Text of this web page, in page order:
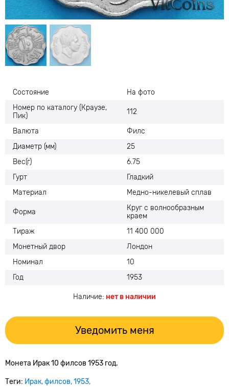
Состояние
На фото
Номер по каталогу (Краузе,
Пик)
112
Валюта
Филс
Диаметр (мм)
25
Вес(г)
6.75
Гурт
Гладкий
Материал
Медно-никелевый сплав
Форма
Круг с волнообразным
краем
Тираж
11 400 000
Монетный двор
Лондон
Номинал
10
Год
1953
Наличие: нет в наличии
Уведомить меня
Монета Ирак 10 филсов 1953 год.
Теги: Ирак филсов 1953